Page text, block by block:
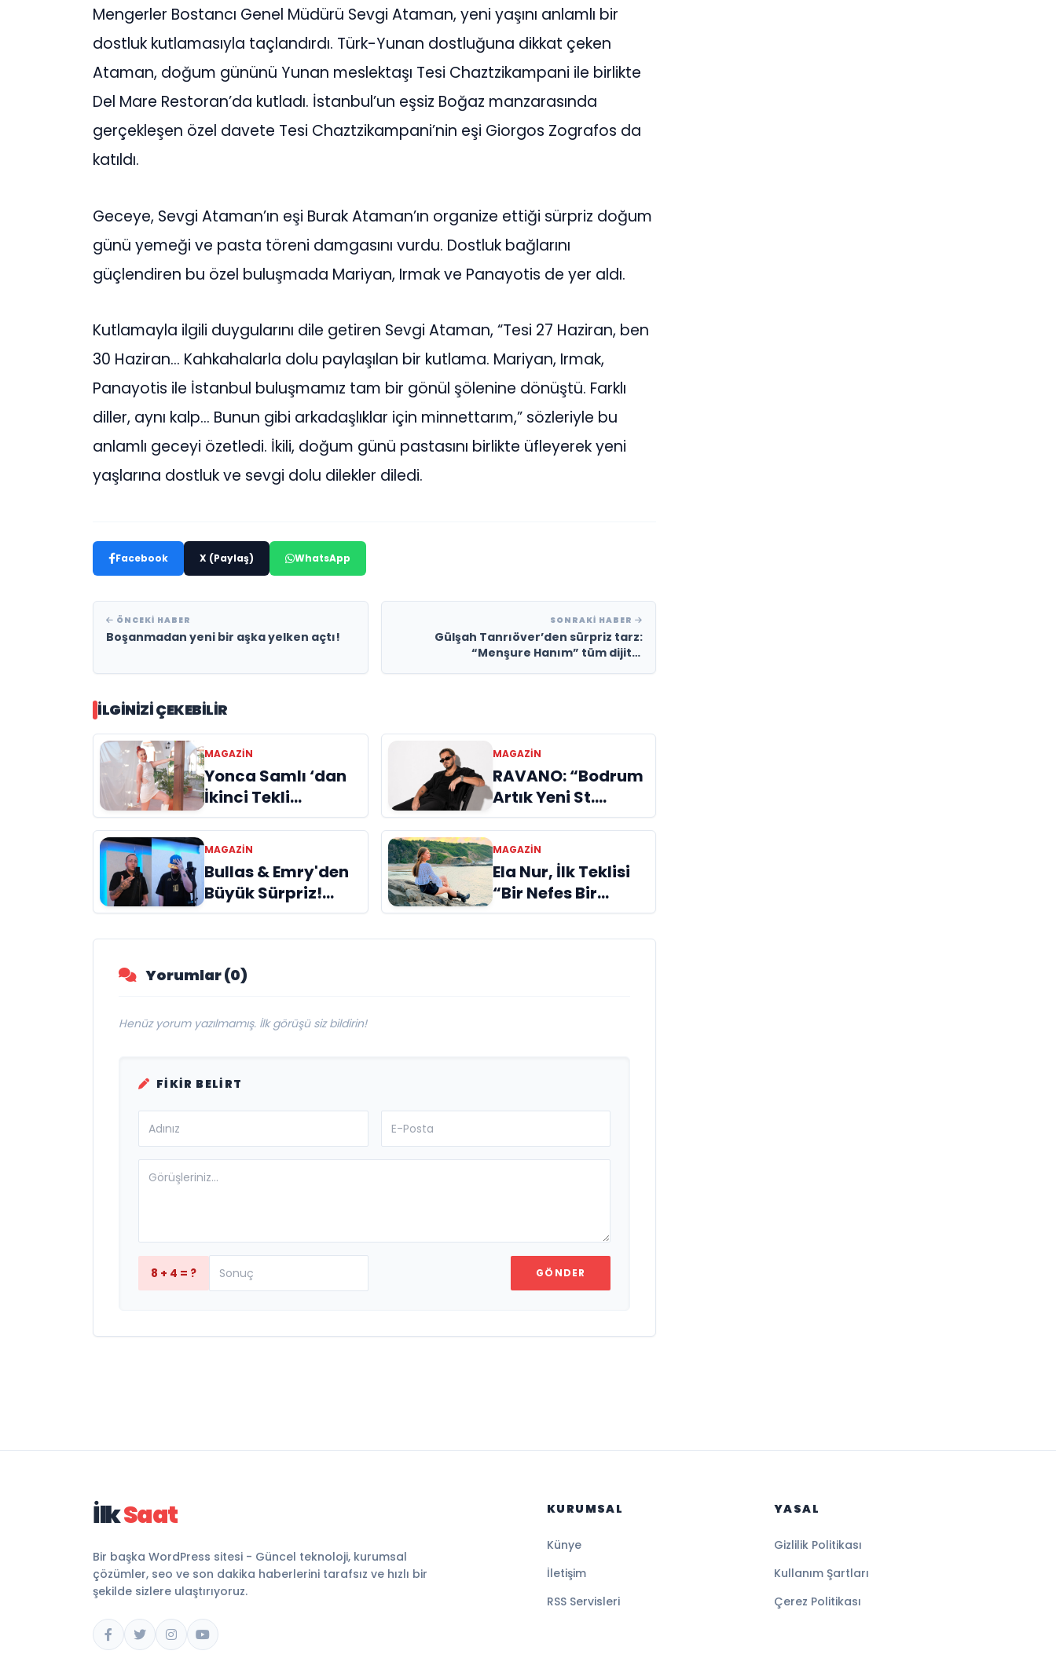
Mengerler Bostancı Genel Müdürü Sevgi Ataman, yeni yaşını anlamlı bir
dostluk kutlamasıyla taçlandırdı. Türk-Yunan dostluğuna dikkat çeken
Ataman, doğum gününü Yunan meslektaşı Tesi Chaztzikampani ile birlikte
Del Mare Restoran’da kutladı. İstanbul’un eşsiz Boğaz manzarasında
gerçekleşen özel davete Tesi Chaztzikampani’nin eşi Giorgos Zografos da
katıldı.
Geceye, Sevgi Ataman’ın eşi Burak Ataman’ın organize ettiği sürpriz doğum
günü yemeği ve pasta töreni damgasını vurdu. Dostluk bağlarını
güçlendiren bu özel buluşmada Mariyan, Irmak ve Panayotis de yer aldı.
Kutlamayla ilgili duygularını dile getiren Sevgi Ataman, “Tesi 27 Haziran, ben
30 Haziran… Kahkahalarla dolu paylaşılan bir kutlama. Mariyan, Irmak,
Panayotis ile İstanbul buluşmamız tam bir gönül şölenine dönüştü. Farklı
diller, aynı kalp… Bunun gibi arkadaşlıklar için minnettarım,” sözleriyle bu
anlamlı geceyi özetledi. İkili, doğum günü pastasını birlikte üfleyerek yeni
yaşlarına dostluk ve sevgi dolu dilekler diledi.
Facebook X (Paylaş) WhatsApp
ÖNCEKI HABER
Boşanmadan yeni bir aşka yelken açtı!
SONRAKI HABER
Gülşah Tanrıöver’den sürpriz tarz:
“Menşure Hanım” tüm dijital
İLGINIZI ÇEKEBILIR
MAGAZIN
Yonca Samlı ‘dan
İkinci Tekli
“Donacaksın
Sevgilim “
yayımlandı
MAGAZIN
RAVANO: “Bodrum
Artık Yeni St.
Tropez Değil, Kendi
Başına Bir
Referans”
MAGAZIN
Bullas & Emry'den
Büyük Sürpriz!
"Kaç Kurtul" ile
Tarz Değiştirdiler
MAGAZIN
Ela Nur, İlk Teklisi
“Bir Nefes Bir
Gölge” ile Müzik
Yolculuğuna
Yorumlar (0)
Henüz yorum yazılmamış. İlk görüşü siz bildirin!
FIKIR BELIRT
8 + 4 = ? GÖNDER
İlkSaat
Bir başka WordPress sitesi - Güncel teknoloji, kurumsal
çözümler, seo ve son dakika haberlerini tarafsız ve hızlı bir
şekilde sizlere ulaştırıyoruz.
KURUMSAL
Künye
İletişim
RSS Servisleri
YASAL
Gizlilik Politikası
Kullanım Şartları
Çerez Politikası